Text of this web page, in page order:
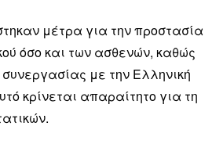
μέτρα για την προστασία
όσο και των ασθενών, καθώς
με την Ελληνική
κρίνεται απαραίτητο για τη